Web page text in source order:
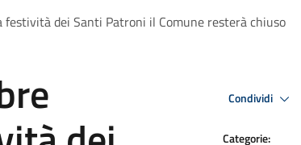
dei Santi Patroni il Comune resterà chiuso
Condividi
Categorie: